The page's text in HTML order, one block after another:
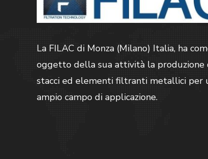
La FILAC di Monza (Milano) Italia, ha
oggetto della sua attività la produzione
stacci ed elementi filtranti metallici per
ampio campo di applicazione.